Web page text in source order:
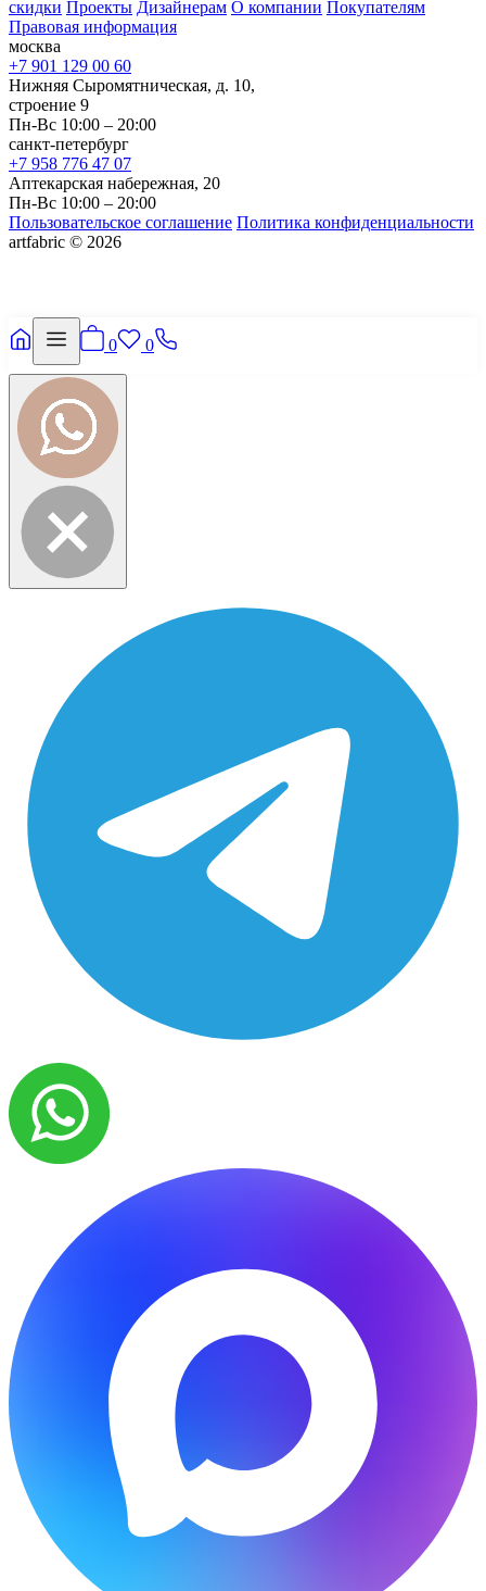
скидки Проекты Дизайнерам О компании Покупателям
Правовая информация
москва
+7 901 129 00 60
Нижняя Сыромятническая, д. 10,
строение 9
Пн-Вс 10:00 – 20:00
санкт-петербург
+7 958 776 47 07
Аптекарская набережная, 20
Пн-Вс 10:00 – 20:00
Пользовательское соглашение Политика конфиденциальности
artfabric © 2026
0 0